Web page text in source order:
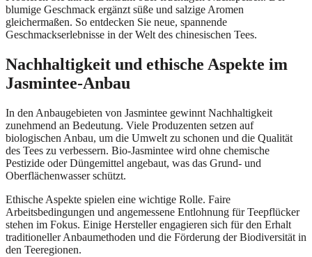
blumige Geschmack ergänzt süße und salzige Aromen
gleichermaßen. So entdecken Sie neue, spannende
Geschmackserlebnisse in der Welt des chinesischen Tees.
Nachhaltigkeit und ethische Aspekte im
Jasmintee-Anbau
In den Anbaugebieten von Jasmintee gewinnt Nachhaltigkeit
zunehmend an Bedeutung. Viele Produzenten setzen auf
biologischen Anbau, um die Umwelt zu schonen und die Qualität
des Tees zu verbessern. Bio-Jasmintee wird ohne chemische
Pestizide oder Düngemittel angebaut, was das Grund- und
Oberflächenwasser schützt.
Ethische Aspekte spielen eine wichtige Rolle. Faire
Arbeitsbedingungen und angemessene Entlohnung für Teepflücker
stehen im Fokus. Einige Hersteller engagieren sich für den Erhalt
traditioneller Anbaumethoden und die Förderung der Biodiversität in
den Teeregionen.